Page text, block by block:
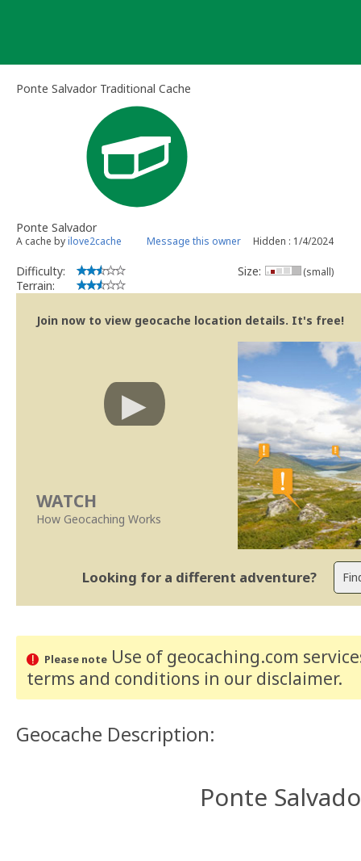
Ponte Salvador Traditional Cache
Ponte Salvador
A cache byilove2cache Message this owner Hidden : 1/4/2024
Difficulty:
Terrain:
Size: (small)
Join now to view geocache location details. It's free!
WATCH
How Geocaching Works
Looking for a different adventure?
Please noteUse of geocaching.com
terms and conditions in our disclaimer.
Geocache Description:
Ponte